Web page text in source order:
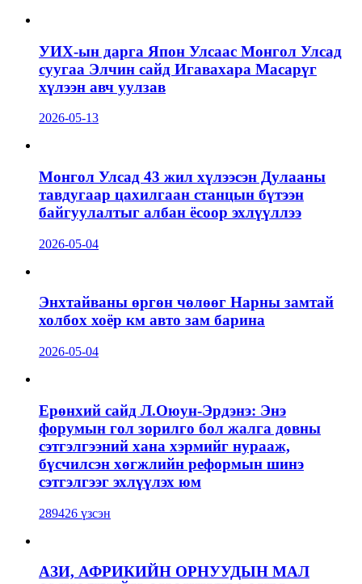
УИХ-ын дарга Япон Улсаас Монгол Улсад
суугаа Элчин сайд Игавахара Масарүг
хүлээн авч уулзав
2026-05-13
Монгол Улсад 43 жил хүлээсэн Дулааны
тавдугаар цахилгаан станцын бүтээн
байгуулалтыг албан ёсоор эхлүүллээ
2026-05-04
Энхтайваны өргөн чөлөөг Нарны замтай
холбох хоёр км авто зам барина
2026-05-04
Ерөнхий сайд Л.Оюун-Эрдэнэ: Энэ
форумын гол зорилго бол жалга довны
сэтгэлгээний хана хэрмийг нурааж,
бүсчилсэн хөгжлийн реформын шинэ
сэтгэлгээг эхлүүлэх юм
289426 үзсэн
АЗИ, АФРИКИЙН ОРНУУДЫН МАЛ